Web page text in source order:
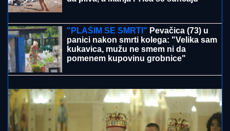
plaži: Dok ona spava Siniša uči Željka
da pliva, a Marija i Tića se sunčaju
(Video)